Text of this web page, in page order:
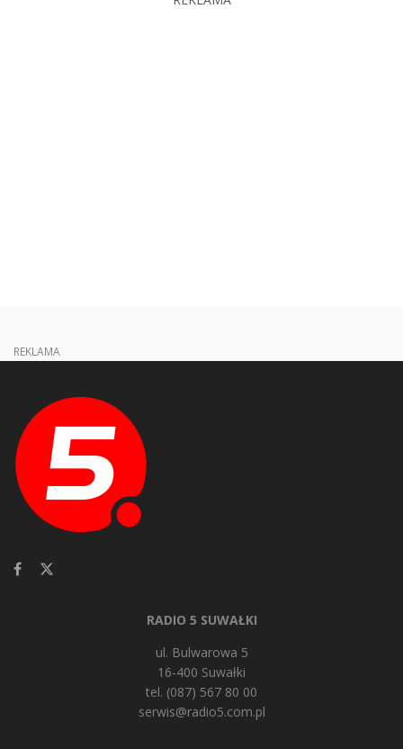
REKLAMA
RADIO 5 SUWAŁKI
ul. Bulwarowa 5
16-400 Suwałki
tel. (087) 567 80 00
serwis@radio5.com.pl